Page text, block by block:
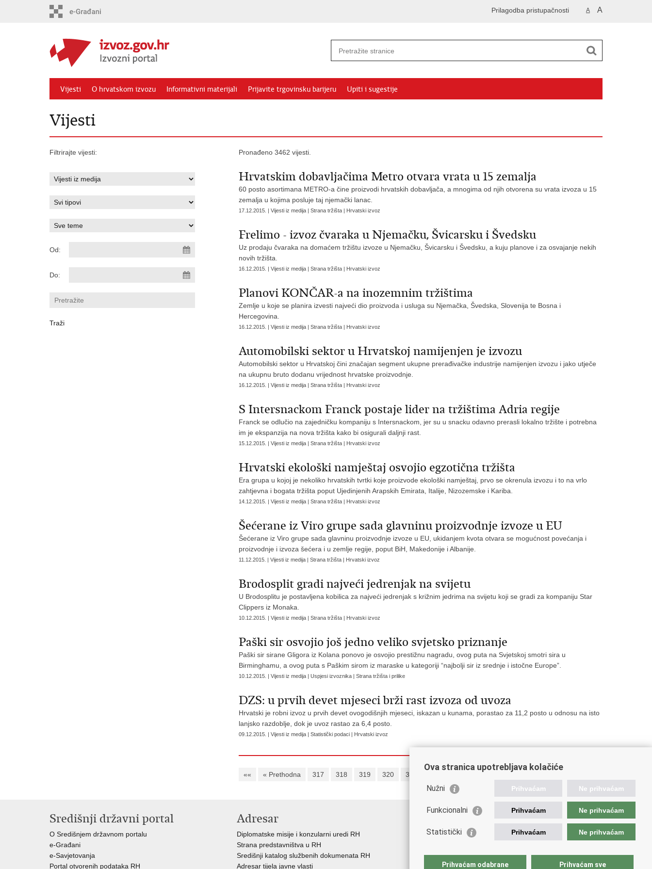
A A
Prilagodba pristupačnosti
Vijesti O hrvatskom izvozu Informativni materijali Prijavite trgovinsku barijeru Upiti i sugestije
Vijesti
Filtrirajte vijesti:
Od:
Do:
Pronađeno 3462 vijesti.
Hrvatskim dobavljačima Metro otvara vrata u 15 zemalja
60 posto asortimana METRO-a čine proizvodi hrvatskih dobavljača, a mnogima od njih otvorena su vrata izvoza u 15
zemalja u kojima posluje taj njemački lanac.
17.12.2015. | Vijesti iz medija | Strana tržišta | Hrvatski izvoz
Frelimo - izvoz čvaraka u Njemačku, Švicarsku i Švedsku
Uz prodaju čvaraka na domaćem tržištu izvoze u Njemačku, Švicarsku i Švedsku, a kuju planove i za osvajanje nekih
novih tržišta.
16.12.2015. | Vijesti iz medija | Strana tržišta | Hrvatski izvoz
Planovi KONČAR-a na inozemnim tržištima
Zemlje u koje se planira izvesti najveći dio proizvoda i usluga su Njemačka, Švedska, Slovenija te Bosna i
Hercegovina.
16.12.2015. | Vijesti iz medija | Strana tržišta | Hrvatski izvoz
Automobilski sektor u Hrvatskoj namijenjen je izvozu
Automobilski sektor u Hrvatskoj čini značajan segment ukupne prerađivačke industrije namijenjen izvozu i jako utječe
na ukupnu bruto dodanu vrijednost hrvatske proizvodnje.
16.12.2015. | Vijesti iz medija | Strana tržišta | Hrvatski izvoz
S Intersnackom Franck postaje lider na tržištima Adria regije
Franck se odlučio na zajedničku kompaniju s Intersnackom, jer su u snacku odavno prerasli lokalno tržište i potrebna
im je ekspanzija na nova tržišta kako bi osigurali daljnji rast.
15.12.2015. | Vijesti iz medija | Strana tržišta | Hrvatski izvoz
Hrvatski ekološki namještaj osvojio egzotična tržišta
Era grupa u kojoj je nekoliko hrvatskih tvrtki koje proizvode ekološki namještaj, prvo se okrenula izvozu i to na vrlo
zahtjevna i bogata tržišta poput Ujedinjenih Arapskih Emirata, Italije, Nizozemske i Kariba.
14.12.2015. | Vijesti iz medija | Strana tržišta | Hrvatski izvoz
Šećerane iz Viro grupe sada glavninu proizvodnje izvoze u EU
Šećerane iz Viro grupe sada glavninu proizvodnje izvoze u EU, ukidanjem kvota otvara se mogućnost povećanja i
proizvodnje i izvoza šećera i u zemlje regije, poput BiH, Makedonije i Albanije.
11.12.2015. | Vijesti iz medija | Strana tržišta | Hrvatski izvoz
Brodosplit gradi najveći jedrenjak na svijetu
U Brodosplitu je postavljena kobilica za najveći jedrenjak s križnim jedrima na svijetu koji se gradi za kompaniju Star
Clippers iz Monaka.
10.12.2015. | Vijesti iz medija | Strana tržišta | Hrvatski izvoz
Paški sir osvojio još jedno veliko svjetsko priznanje
Paški sir sirane Gligora iz Kolana ponovo je osvojio prestižnu nagradu, ovog puta na Svjetskoj smotri sira u
Birminghamu, a ovog puta s Paškim sirom iz maraske u kategoriji “najbolji sir iz srednje i istočne Europe”.
10.12.2015. | Vijesti iz medija | Uspjesi izvoznika | Strana tržišta i prilike
DZS: u prvih devet mjeseci brži rast izvoza od uvoza
Hrvatski je robni izvoz u prvih devet ovogodišnjih mjeseci, iskazan u kunama, porastao za 11,2 posto u odnosu na isto
lanjsko razdoblje, dok je uvoz rastao za 6,4 posto.
09.12.2015. | Vijesti iz medija | Statistički podaci | Hrvatski izvoz
«« « Prethodna 317 318 319 320 321 324
Središnji državni portal
O Središnjem državnom portalu
e-Građani
e-Savjetovanja
Portal otvorenih podataka RH
Adresar
Diplomatske misije i konzularni uredi RH
Strana predstavništva u RH
Središnji katalog službenih dokumenata RH
Adresar tijela javne vlasti
Korisne poveznice
Gospodarska diplomacija
Hrvatski izvoznici
Hrvatska udruga poslodavaca
Ova stranica upotrebljava kolačiće
Nužni Prihvaćam Ne prihvaćam
Funkcionalni Prihvaćam Ne prihvaćam
Statistički Prihvaćam Ne prihvaćam
Prihvaćam odabrane Prihvaćam sve